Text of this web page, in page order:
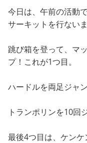
今日は、午前の活動
サーキットを行ない
跳び箱を登って、マ
プ！これが1つ目。
ハードルを両足ジャ
トランポリンを10回
最後4つ目は、ケンケ